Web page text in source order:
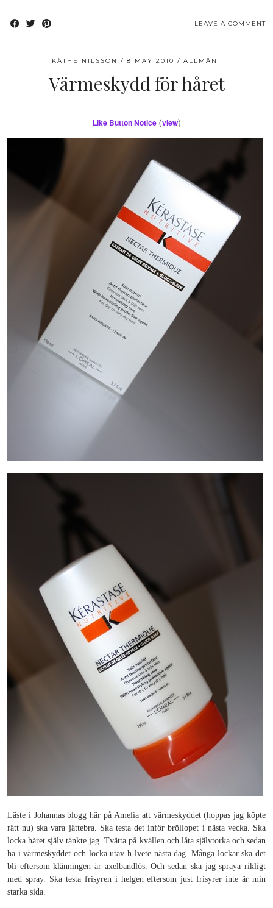
LEAVE A COMMENT
KÄTHE NILSSON 8 MAY 2010 ALLMÄNT
Värmeskydd för håret
Like Button Notice(view)
Läste i Johannas blogg här på Amelia att värmeskyddet (hoppas jag köpte
rätt nu) ska vara jättebra. Ska testa det inför bröllopet i nästa vecka. Ska
locka håret själv tänkte jag. Tvätta på kvällen och låta självtorka och sedan
ha i värmeskyddet och locka utav h-lvete nästa dag. Många lockar ska det
bli eftersom klänningen är axelbandlös. Och sedan ska jag spraya rikligt
med spray. Ska testa frisyren i helgen eftersom just frisyrer inte är min
starka sida.